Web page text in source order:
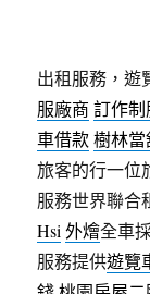
出租服務，遊
服廠商 訂作
車借款 樹林當
旅客的行一位
服務世界聯合
Hsi 外燴全車
服務提供遊覽